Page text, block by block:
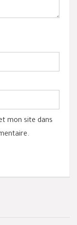
mon site dans